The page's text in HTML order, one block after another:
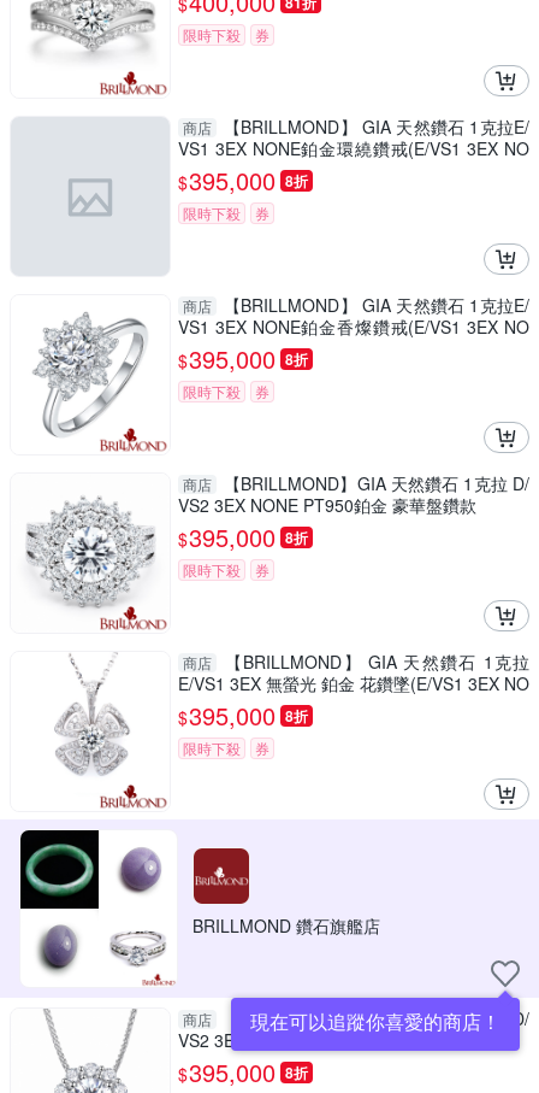
限時下殺 券
商店
【BRILLMOND】 GIA 天然鑽石 1克拉E/
VS1 3EX NONE鉑金環繞鑽戒(E/VS1 3EX NO
NE PT950鉑金台)
$395,000 8折
限時下殺 券
商店
【BRILLMOND】 GIA 天然鑽石 1克拉E/
VS1 3EX NONE鉑金香燦鑽戒(E/VS1 3EX NO
NE PT950鉑金台)
$395,000 8折
限時下殺 券
商店
【BRILLMOND】GIA 天然鑽石 1克拉 D/
VS2 3EX NONE PT950鉑金 豪華盤鑽款
$395,000 8折
限時下殺 券
商店
【BRILLMOND】 GIA 天然鑽石 1克拉
E/VS1 3EX 無螢光 鉑金 花鑽墜(E/VS1 3EX NO
NE PT950鉑金台)
$395,000 8折
限時下殺 券
BRILLMOND 鑽石旗艦店
現在可以追蹤你喜愛的商店！
商店
【BRILLMOND】 GIA 天然鑽石 1克拉D/
VS2 3EX NONE鉑金環繞鑽墜
$395,000 8折